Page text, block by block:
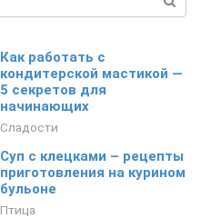
Как работать с
кондитерской мастикой —
5 секретов для
начинающих
Сладости
Суп с клецками – рецепты
приготовления на курином
бульоне
Птица